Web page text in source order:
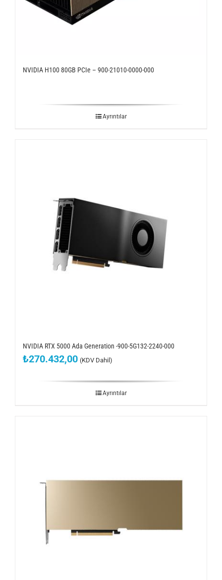
NVIDIA H100 80GB PCIe – 900-21010-0000-000
Ayrıntılar
NVIDIA RTX 5000 Ada Generation -900-5G132-2240-000
₺270.432,00 (KDV Dahil)
Ayrıntılar